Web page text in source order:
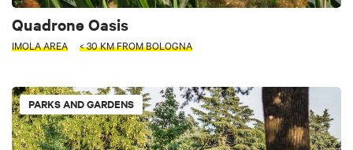
Quadrone Oasis
IMOLA AREA < 30 KM FROM BOLOGNA
PARKS AND GARDENS